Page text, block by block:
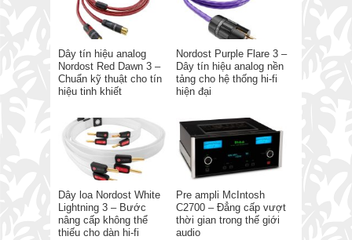
Dây tín hiệu analog
Nordost Red Dawn 3 –
Chuẩn kỹ thuật cho tín
hiệu tinh khiết
Nordost Purple Flare 3 –
Dây tín hiệu analog nền
tảng cho hệ thống hi-fi
hiện đại
Dây loa Nordost White
Lightning 3 – Bước
nâng cấp không thể
thiếu cho dàn hi-fi
Pre ampli McIntosh
C2700 – Đẳng cấp vượt
thời gian trong thế giới
audio